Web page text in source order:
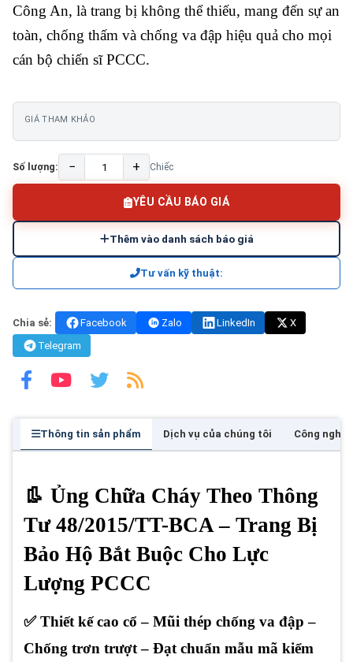
Công An, là trang bị không thể thiếu, mang đến sự an
toàn, chống thấm và chống va đập hiệu quả cho mọi
cán bộ chiến sĩ PCCC.
GIÁ THAM KHẢO
Số lượng: − + Chiếc
YÊU CẦU BÁO GIÁ
Thêm vào danh sách báo giá
Tư vấn kỹ thuật:
Chia sẻ: Facebook Zalo LinkedIn
X
Telegram
Thông tin sản phẩm Dịch vụ của chúng tôi Công nghệ
👢 Ủng Chữa Cháy Theo Thông
Tư 48/2015/TT-BCA – Trang Bị
Bảo Hộ Bắt Buộc Cho Lực
Lượng PCCC
✅ Thiết kế cao cổ – Mũi thép chống va đập –
Chống trơn trượt – Đạt chuẩn mẫu mã kiểm